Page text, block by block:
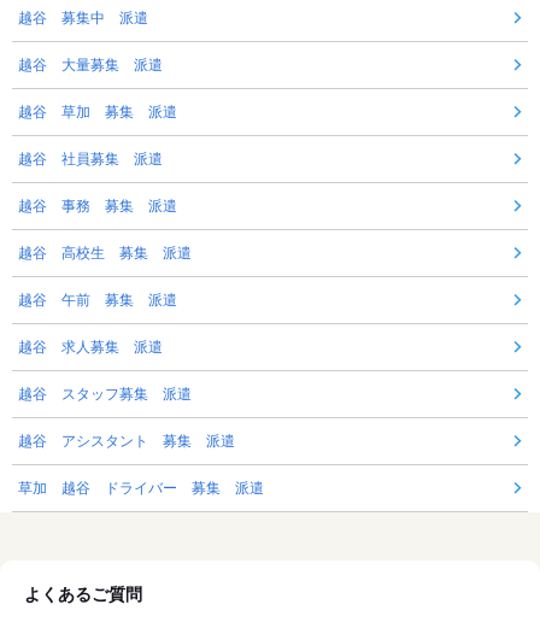
越谷 募集中 派遣
越谷 大量募集 派遣
越谷 草加 募集 派遣
越谷 社員募集 派遣
越谷 事務 募集 派遣
越谷 高校生 募集 派遣
越谷 午前 募集 派遣
越谷 求人募集 派遣
越谷 スタッフ募集 派遣
越谷 アシスタント 募集 派遣
草加 越谷 ドライバー 募集 派遣
よくあるご質問